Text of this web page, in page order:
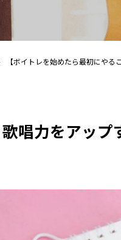
【ボイトレを始めたら最初にや
唱力をアップ